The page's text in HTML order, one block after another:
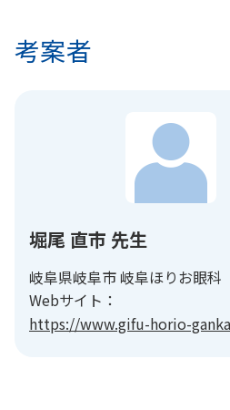
考案者
堀尾 直市 先生
岐阜県岐阜市 岐阜ほりお眼科
Webサイト：
https://www.gifu-horio-